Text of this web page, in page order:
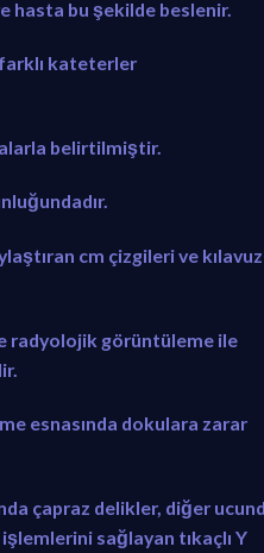
hasta bu şekilde beslenir.
kateterler
belirtilmiştir.
cm çizgileri ve kılavuz
radyolojik görüntüleme ile
esnasında dokulara zarar
çapraz delikler, diğer
sağlayan tıkaçlı Y